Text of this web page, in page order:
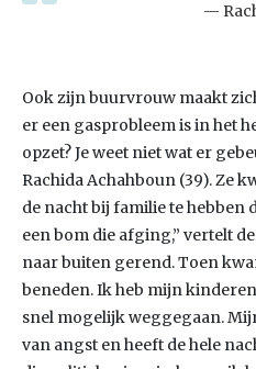
Ook zijn buurvrouw maakt
er een gasprobleem is in het
opzet? Je weet niet wat er
Rachida Achahboun (39). Ze
de nacht bij familie te hebben
een bom die afging,” vertelt
naar buiten gerend. Toen
beneden. Ik heb mijn
snel mogelijk weggegaan.
van angst en heeft de hele